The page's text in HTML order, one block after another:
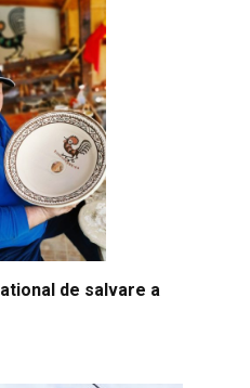
de salvare a